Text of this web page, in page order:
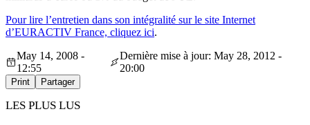
Pour lire l’entretien dans son intégralité sur le site Internet
d’EURACTIV France, cliquez ici.
May 14, 2008 -
12:55
Dernière mise à jour: May 28, 2012 -
20:00
Print Partager
LES PLUS LUS